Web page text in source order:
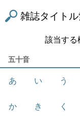
雑誌タイトル
該当する
五十音
あ い う
か き く